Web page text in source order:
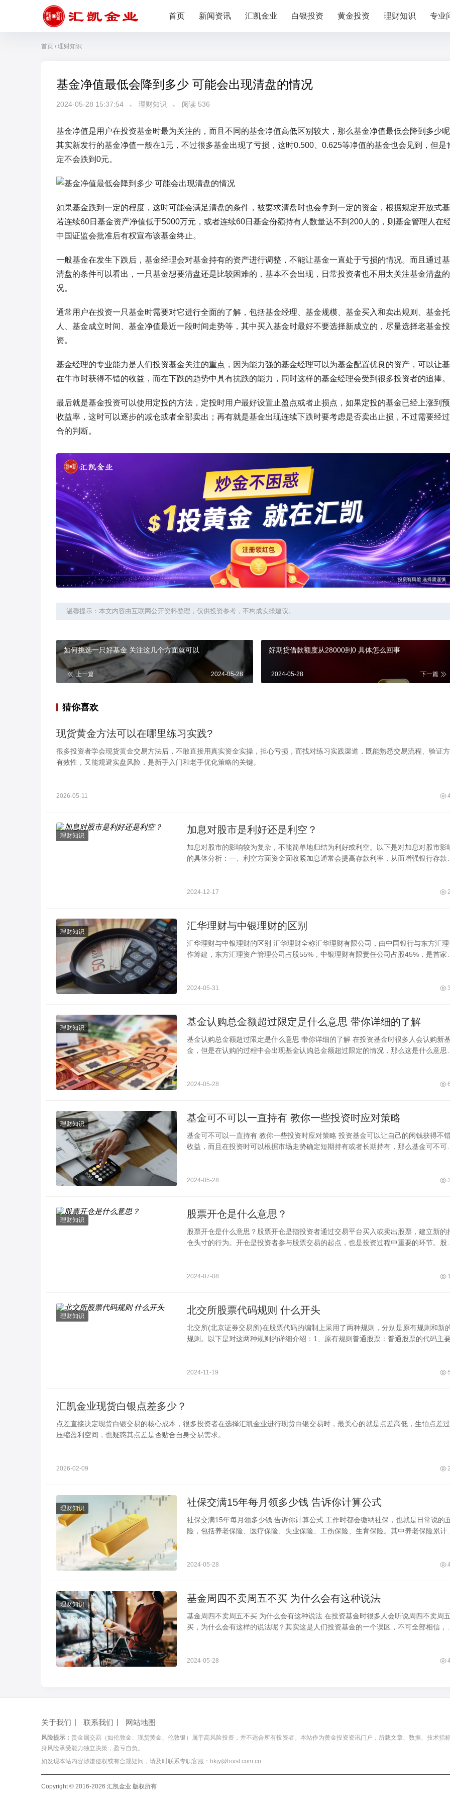
首页 新闻资讯 汇凯金业 白银投资 黄金投资 理财知识 专业
首页 / 理财知识
基金净值最低会降到多少 可能会出现清盘的情况
2024-05-28 15:37:54 理财知识 阅读 536
基金净值是用户在投资基金时最为关注的，而且不同的基金净值高低区别较大，那么基金净值最低会降到多少呢
其实新发行的基金净值一般在1元，不过很多基金出现了亏损，这时0.500、0.625等净值的基金也会见到，但是
定不会跌到0元。
如果基金跌到一定的程度，这时可能会满足清盘的条件，被要求清盘时也会拿到一定的资金，根据规定开放式
若连续60日基金资产净值低于5000万元，或者连续60日基金份额持有人数量达不到200人的，则基金管理人在
中国证监会批准后有权宣布该基金终止。
一般基金在发生下跌后，基金经理会对基金持有的资产进行调整，不能让基金一直处于亏损的情况。而且通过
清盘的条件可以看出，一只基金想要清盘还是比较困难的，基本不会出现，日常投资者也不用太关注基金清盘
况。
通常用户在投资一只基金时需要对它进行全面的了解，包括基金经理、基金规模、基金买入和卖出规则、基金
人、基金成立时间、基金净值最近一段时间走势等，其中买入基金时最好不要选择新成立的，尽量选择老基金投
资。
基金经理的专业能力是人们投资基金关注的重点，因为能力强的基金经理可以为基金配置优良的资产，可以让
在牛市时获得不错的收益，而在下跌的趋势中具有抗跌的能力，同时这样的基金经理会受到很多投资者的追捧。
最后就是基金投资可以使用定投的方法，定投时用户最好设置止盈点或者止损点，如果定投的基金已经上涨到
收益率，这时可以逐步的减仓或者全部卖出；再有就是基金出现连续下跌时要考虑是否卖出止损，不过需要经
合的判断。
温馨提示：本文内容由互联网公开资料整理，仅供投资参考，不构成实操建议。
如何挑选一只好基金 关注这几个方面就可以
上一篇 2024-05-28
好期贷借款额度从28000到0 具体怎么回事
2024-05-28 下一篇
猜你喜欢
现货黄金方法可以在哪里练习实践?
很多投资者学会现货黄金交易方法后，不敢直接用真实资金实操，担心亏损，而找对练习实践渠道，既能熟悉交易流程、验证
有效性，又能规避实盘风险，是新手入门和老手优化策略的关键。
2026-05-11
理财知识
加息对股市是利好还是利空？
加息对股市的影响较为复杂，不能简单地归结为利好或利空。以下是对加息对股市影
的具体分析：一、利空方面资金面收紧加息通常会提高存款利率，从而增强银行存款对
2024-12-17
理财知识
汇华理财与中银理财的区别
汇华理财与中银理财的区别 汇华理财全称汇华理财有限公司，由中国银行与东方汇理
作筹建，东方汇理资产管理公司占股55%，中银理财有限责任公司占股45%，是首家获
2024-05-31
理财知识
基金认购总金额超过限定是什么意思 带你详细的了解
基金认购总金额超过限定是什么意思 带你详细的了解 在投资基金时很多人会认购新基
金，但是在认购的过程中会出现基金认购总金额超过限定的情况，那么这是什么意思
2024-05-28
理财知识
基金可不可以一直持有 教你一些投资时应对策略
基金可不可以一直持有 教你一些投资时应对策略 投资基金可以让自己的闲钱获得不错的
收益，而且在投资时可以根据市场走势确定短期持有或者长期持有，那么基金可不可以
2024-05-28
理财知识
股票开仓是什么意思？
股票开仓是什么意思？股票开仓是指投资者通过交易平台买入或卖出股票，建立新的
仓头寸的行为。开仓是投资者参与股票交易的起点，也是投资过程中重要的环节。股票
2024-07-08
理财知识
北交所股票代码规则 什么开头
北交所(北京证券交易所)在股票代码的编制上采用了两种规则，分别是原有规则和新
规则。以下是对这两种规则的详细介绍：1、原有规则普通股票：普通股票的代码主要
2024-11-19
汇凯金业现货白银点差多少？
点差直接决定现货白银交易的核心成本，很多投资者在选择汇凯金业进行现货白银交易时，最关心的就是点差高低，生怕点差
压缩盈利空间，也疑惑其点差是否贴合自身交易需求。
2026-02-09
理财知识
社保交满15年每月领多少钱 告诉你计算公式
社保交满15年每月领多少钱 告诉你计算公式 工作时都会缴纳社保，也就是日常说的五
险，包括养老保险、医疗保险、失业保险、工伤保险、生育保险。其中养老保险累计交
2024-05-28
理财知识
基金周四不卖周五不买 为什么会有这种说法
基金周四不卖周五不买 为什么会有这种说法 在投资基金时很多人会听说周四不卖周五不
买，为什么会有这样的说法呢？其实这是人们投资基金的一个误区，不可全部相信，与
2024-05-28
关于我们 联系我们 网站地图
风险提示： 贵金属交易（如伦敦金、现货黄金、伦敦银）属于高风险投资，并不适合所有投资者。本站作为黄金投资资讯门户，所载文章、数据、技术指
身风险承受能力独立决策，盈亏自负。
如发现本站内容涉嫌侵权或有合规疑问，请及时联系专职客服：hkjy@hoist.com.cn
Copyright © 2016-2026 汇凯金业 版权所有